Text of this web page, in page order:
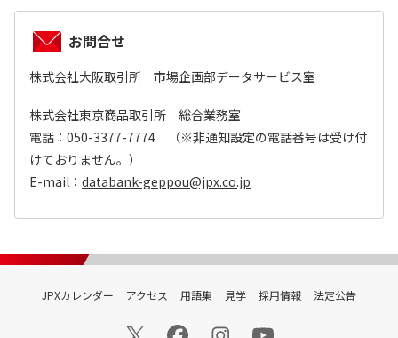
お問合せ
株式会社大阪取引所 市場企画部データサービス室
株式会社東京商品取引所 総合業務室
電話：050-3377-7774 （※非通知設定の電話番号は受け付
けておりません。）
E-mail： databank-geppou@jpx.co.jp
JPXカレンダー アクセス 用語集 見学 採用情報 法定公告